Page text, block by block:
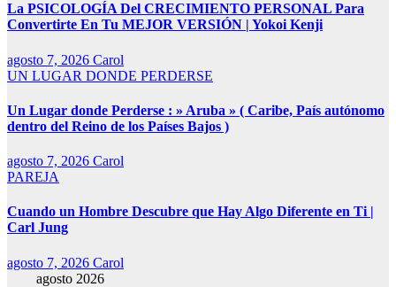
La PSICOLOGÍA Del CRECIMIENTO PERSONAL Para
Convertirte En Tu MEJOR VERSIÓN | Yokoi Kenji
agosto 7, 2026 Carol
UN LUGAR DONDE PERDERSE
Un Lugar donde Perderse : » Aruba » ( Caribe, País autónomo
dentro del Reino de los Países Bajos )
agosto 7, 2026 Carol
PAREJA
Cuando un Hombre Descubre que Hay Algo Diferente en Ti |
Carl Jung
agosto 7, 2026 Carol
agosto 2026